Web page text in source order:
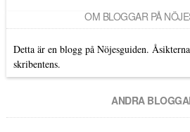
OM BLOGGAR PÅ
Detta är en blogg på Nöjesguiden.
skribentens.
ANDRA